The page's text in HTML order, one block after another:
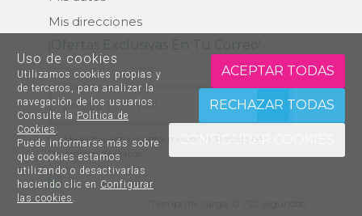
Mis direcciones
ENVIAR
He leído y estoy conforme con la Política de
Protección de Datos
Uso de cookies
Utilizamos cookies propias y
de terceros, para analizar la
navegación de los usuarios.
Consulte la Política de
Cookies .
Puede informarse más sobre
qué cookies estamos
utilizando o desactivarlas
haciendo clic en Configurar
las cookies .
ACEPTAR TODAS
RECHAZAR TODAS
CONFIGURAR COOKIES